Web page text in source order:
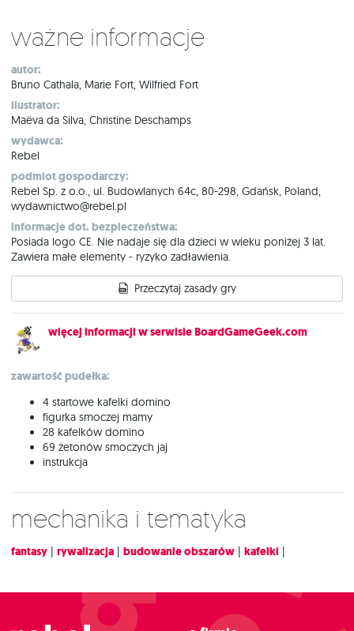
Ważne informacje
autor:
Bruno Cathala, Marie Fort, Wilfried Fort
ilustrator:
Maëva da Silva, Christine Deschamps
wydawca:
Rebel
podmiot gospodarczy:
Rebel Sp. z o.o., ul. Budowlanych 64c, 80-298, Gdańsk, Poland,
wydawnictwo@rebel.pl
informacje dot. bezpieczeństwa:
Posiada logo CE. Nie nadaje się dla dzieci w wieku poniżej 3 lat.
Zawiera małe elementy - ryzyko zadławienia.
Przeczytaj zasady gry
więcej informacji w serwisie BoardGameGeek.com
zawartość pudełka:
4 startowe kafelki domino
figurka smoczej mamy
28 kafelków domino
69 żetonów smoczych jaj
instrukcja
Mechanika i tematyka
fantasy | rywalizacja | budowanie obszarów | kafelki |